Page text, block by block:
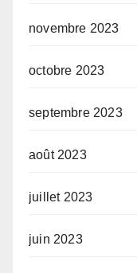
novembre 2023
octobre 2023
septembre 2023
août 2023
juillet 2023
juin 2023